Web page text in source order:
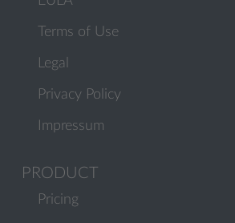
Terms of Use
Legal
Privacy Policy
Impressum
PRODUCT
Pricing